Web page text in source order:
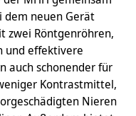
neuen Gerät
zwei Röntgenröhren,
und effektivere
auch schonender für
Kontrastmittel,
Nieren